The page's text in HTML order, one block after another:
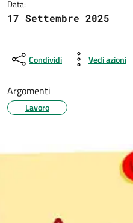
Data:
17 Settembre 2025
Condividi Vedi azioni
Argomenti
Lavoro